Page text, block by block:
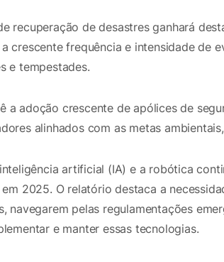
recuperação de desastres ganhará
crescente frequência e intensidade de
e tempestades.
a adoção crescente de apólices de
alinhados com as metas
artificial (IA) e a robótica
2025. O relatório destaca a
navegarem pelas regulamentações
e manter essas tecnologias.